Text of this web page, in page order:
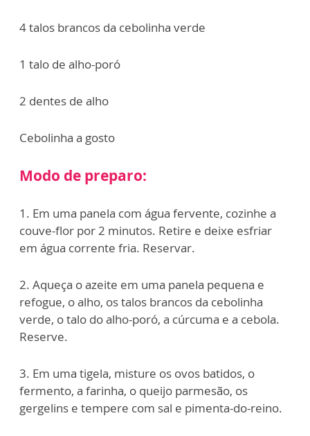
4 talos brancos da cebolinha verde
1 talo de alho-poró
2 dentes de alho
Cebolinha a gosto
Modo de preparo:
1. Em uma panela com água fervente, cozinhe a
couve-flor por 2 minutos. Retire e deixe esfriar
em água corrente fria. Reservar.
2. Aqueça o azeite em uma panela pequena e
refogue, o alho, os talos brancos da cebolinha
verde, o talo do alho-poró, a cúrcuma e a cebola.
Reserve.
3. Em uma tigela, misture os ovos batidos, o
fermento, a farinha, o queijo parmesão, os
gergelins e tempere com sal e pimenta-do-reino.